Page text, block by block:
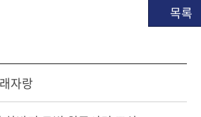
목록
자랑